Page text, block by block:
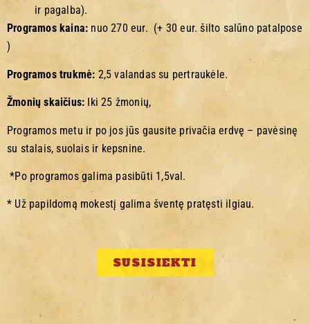
ir pagalba).
Programos kaina: nuo 270 eur. (+ 30 eur. šilto salūno patalpose
)
Programos trukmė: 2,5 valandas su pertraukėle.
Žmonių skaičius: Iki 25 žmonių,
Programos metu ir po jos jūs gausite privačia erdvę – pavėsinę
su stalais, suolais ir kepsnine.
*Po programos galima pasibūti 1,5val.
* Už papildomą mokestį galima šventę pratęsti ilgiau.
SUSISIEKTI